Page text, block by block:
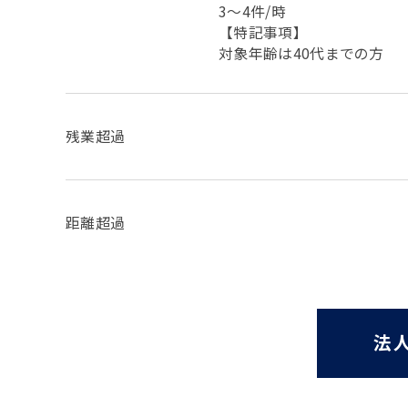
3〜4件/時
【特記事項】
対象年齢は40代までの方
残業超過
距離超過
法